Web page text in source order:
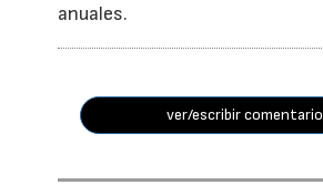
anuales.
ver/escribir